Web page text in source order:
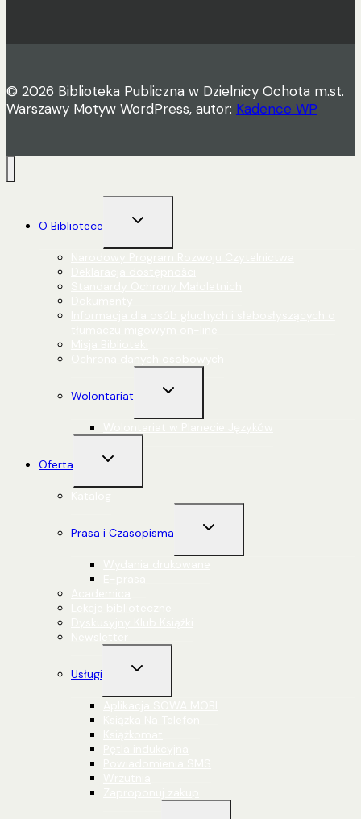
© 2026 Biblioteka Publiczna w Dzielnicy Ochota m.st.
Warszawy Motyw WordPress, autor: Kadence WP
O Bibliotece
Przełącz
podrzędne
Wolontariat
Przełącz
podrzędne
Oferta
Przełącz
podrzędne
Prasa i Czasopisma
Przełącz
podrzędne
Usługi
Przełącz
podrzędne